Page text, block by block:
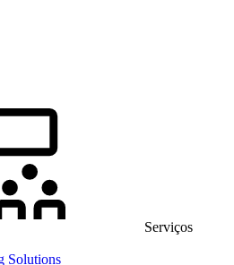
Serviços
Solutions